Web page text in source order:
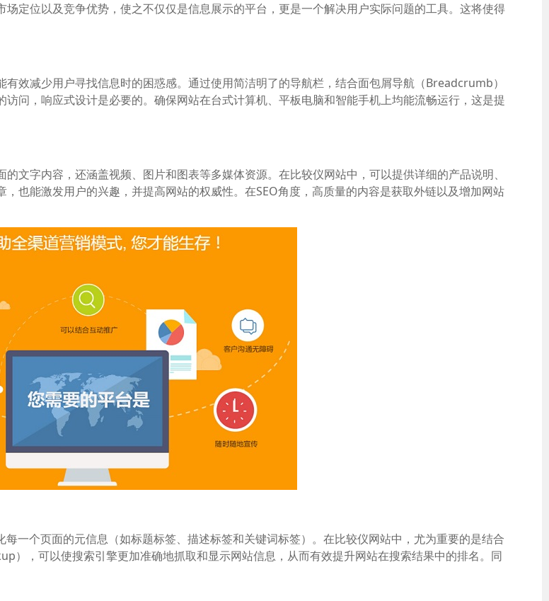
定位以及竞争优势，使之不仅仅是信息展示的平台，更是一个解决用户实际问题的工具。这将使得
效减少用户寻找信息时的困惑感。通过使用简洁明了的导航栏，结合面包屑导航（Breadcrumb）
问，响应式设计是必要的。确保网站在台式计算机、平板电脑和智能手机上均能流畅运行，这是提
文字内容，还涵盖视频、图片和图表等多媒体资源。在比较仪网站中，可以提供详细的产品说明、
也能激发用户的兴趣，并提高网站的权威性。在SEO角度，高质量的内容是获取外链以及增加网站
一个页面的元信息（如标题标签、描述标签和关键词标签）。在比较仪网站中，尤为重要的是结合
），可以使搜索引擎更加准确地抓取和显示网站信息，从而有效提升网站在搜索结果中的排名。同